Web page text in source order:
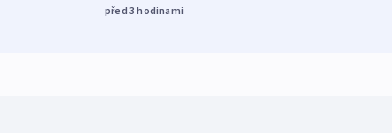
před 3hodinami